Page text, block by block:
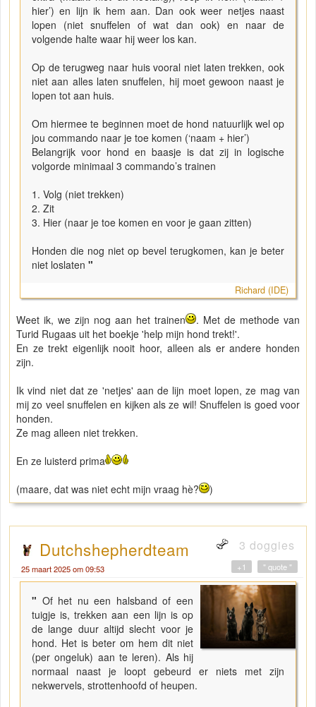
hier’) en lijn ik hem aan. Dan ook weer netjes naast
lopen (niet snuffelen of wat dan ook) en naar de
volgende halte waar hij weer los kan.
Op de terugweg naar huis vooral niet laten trekken, ook
niet aan alles laten snuffelen, hij moet gewoon naast je
lopen tot aan huis.
Om hiermee te beginnen moet de hond natuurlijk wel op
jou commando naar je toe komen (‘naam + hier’)
Belangrijk voor hond en baasje is dat zij in logische
volgorde minimaal 3 commando’s trainen
1. Volg (niet trekken)
2. Zit
3. Hier (naar je toe komen en voor je gaan zitten)
Honden die nog niet op bevel terugkomen, kan je beter
niet loslaten "
Richard (IDE)
Weet ik, we zijn nog aan het trainen
. Met de methode van
Turid Rugaas uit het boekje 'help mijn hond trekt!'.
En ze trekt eigenlijk nooit hoor, alleen als er andere honden
zijn.
Ik vind niet dat ze 'netjes' aan de lijn moet lopen, ze mag van
mij zo veel snuffelen en kijken als ze wil! Snuffelen is goed voor
honden.
Ze mag alleen niet trekken.
En ze luisterd prima
(maare, dat was niet echt mijn vraag hè?
)
Dutchshepherdteam 3 doggies
25 maart 2025 om 09:53 " quote "
+1
" Of het nu een halsband of een
tuigje is, trekken aan een lijn is op
de lange duur altijd slecht voor je
hond. Het is beter om hem dit niet
(per ongeluk) aan te leren). Als hij
normaal naast je loopt gebeurd er niets met zijn
nekwervels, strottenhoofd of heupen.